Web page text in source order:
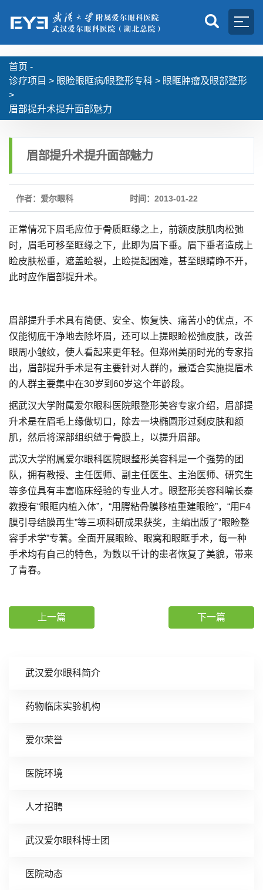
首页 -
诊疗项目 > 眼睑眼眶病/眼整形专科 > 眼眶肿瘤及眼部整形
>
眉部提升术提升面部魅力
武汉爱尔眼科简介
药物临床实验机构
爱尔荣誉
医院环境
人才招聘
武汉爱尔眼科博士团
医院动态
眉部提升术提升面部魅力
作者：爱尔眼科 时间：2013-01-22
正常情况下眉毛应位于骨质眶缘之上，前额皮肤肌肉松弛
时，眉毛可移至眶缘之下，此即为眉下垂。眉下垂者造成上
睑皮肤松垂，遮盖睑裂，上睑提起困难，甚至眼睛睁不开，
此时应作眉部提升术。
眉部提升手术具有简便、安全、恢复快、痛苦小的优点，不
仅能彻底干净地去除坏眉，还可以上提眼睑松弛皮肤，改善
眼周小皱纹，使人看起来更年轻。但郑州美丽时光的专家指
出，眉部提升手术是有主要针对人群的，最适合实施提眉术
的人群主要集中在30岁到60岁这个年龄段。
据武汉大学附属爱尔眼科医院眼整形美容专家介绍，眉部提
升术是在眉毛上缘做切口，除去一块椭圆形过剩皮肤和额
肌，然后将深部组织缝于骨膜上，以提升眉部。
武汉大学附属爱尔眼科医院眼整形美容科是一个强势的团
队，拥有教授、主任医师、副主任医生、主治医师、研究生
等多位具有丰富临床经验的专业人才。眼整形美容科喻长泰
教授有“眼眶内植入体”，“用腭粘骨膜移植重建眼睑”，“用F4
膜引导结膜再生”等三项科研成果获奖，主编出版了“眼睑整
容手术学”专著。全面开展眼睑、眼窝和眼眶手术，每一种
手术均有自己的特色，为数以千计的患者恢复了美貌，带来
了青春。
上一篇 下一篇